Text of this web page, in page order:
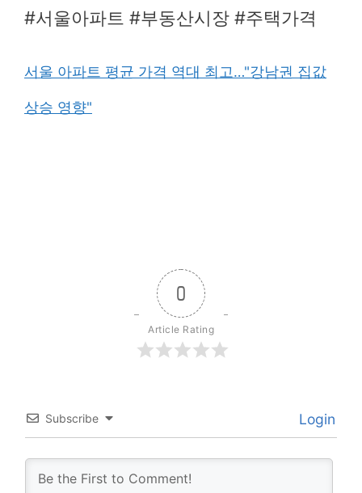
#서울아파트 #부동산시장 #주택가격
서울 아파트 평균 가격 역대 최고…"강남권 집값
상승 영향"
0
Article Rating
Subscribe Login